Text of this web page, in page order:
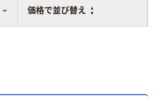
価格で並び替え比較表に追加